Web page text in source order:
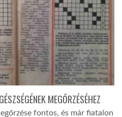
MEGŐRZÉSÉHEZ
fontos, és már fiatalon